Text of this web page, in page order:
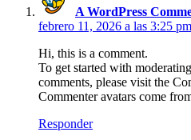
A WordPress
febrero 11, 2026 a las 3:25 pm
Hi, this is a comment.
To get started with
comments, please visit the
Commenter avatars come
Responder